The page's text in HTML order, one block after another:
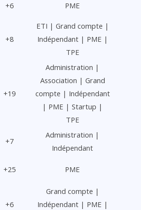
+6 PME
+8
ETI | Grand compte |
Indépendant | PME |
TPE
+19
Administration |
Association | Grand
compte | Indépendant
| PME | Startup |
TPE
+7
Administration |
Indépendant
+25 PME
+6
Grand compte |
Indépendant | PME |